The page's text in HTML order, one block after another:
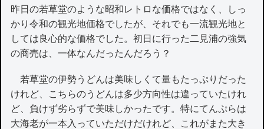
昨日の若草堂のような昭和レトロな価格ではなく、しっ
かり令和の観光地価格でしたが、それでも一流観光地と
しては良心的な価格でした。初日に行った二見浦の強気
の商売は、一体なんだったんだろう？
若草堂の伊勢うどんは美味しくて量もたっぷりだった
けれど、こちらのうどんは多少方向性は違っていたけれ
ど、負けず劣らずで美味しかったです。特にてんぷらは
大海老が一本入っていただけだけれど、これがまた大き